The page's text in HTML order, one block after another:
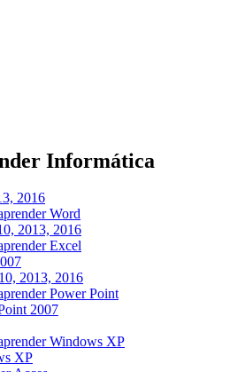
Informática
2016
Word
2013, 2016
Excel
2013, 2016
Power Point
2007
Windows XP
XP